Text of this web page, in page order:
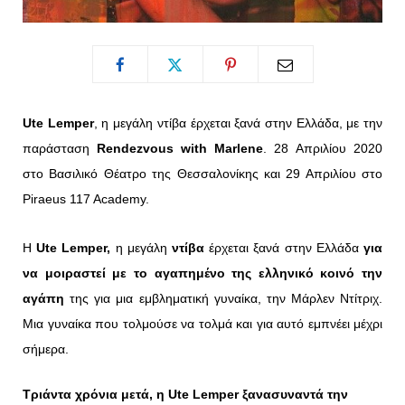
Ute Lemper, η μεγάλη ντίβα έρχεται ξανά στην Ελλάδα, με την
παράσταση Rendezvous with Marlene. 28 Απριλίου 2020
στο Βασιλικό Θέατρο της Θεσσαλονίκης και 29 Απριλίου στο
Piraeus 117 Academy.
ΗUte Lemper, η μεγάληντίβα έρχεται ξανά στην Ελλάδαγια
να μοιραστεί με το αγαπημένο της ελληνικό κοινό την
αγάπη της για μια εμβληματική γυναίκα, την Μάρλεν Ντίτριχ.
Μια γυναίκα που τολμούσε να τολμά και για αυτό εμπνέει μέχρι
σήμερα.
Τριάντα χρόνια μετά, η Ute Lemper ξανασυναντά την